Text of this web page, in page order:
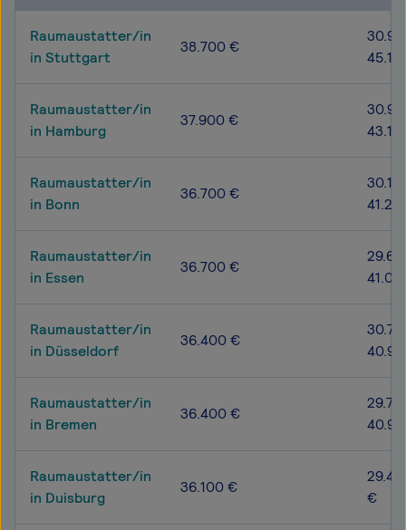
Raumaustatter/in
in Stuttgart
38.700 €
Raumaustatter/in
in Hamburg
37.900 €
Raumaustatter/in
in Bonn
36.700 €
Raumaustatter/in
in Essen
36.700 €
Raumaustatter/in
in Düsseldorf
36.400 €
Raumaustatter/in
in Bremen
36.400 €
Raumaustatter/in
in Duisburg
36.100 €
€